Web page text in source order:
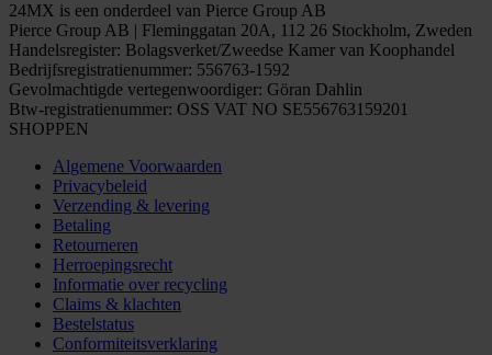
24MX is een onderdeel van Pierce Group AB
Pierce Group AB | Fleminggatan 20A, 112 26 Stockholm, Zweden
Handelsregister: Bolagsverket/Zweedse Kamer van Koophandel
Bedrijfsregistratienummer: 556763-1592
Gevolmachtigde vertegenwoordiger: Göran Dahlin
Btw-registratienummer: OSS VAT NO SE556763159201
SHOPPEN
Algemene Voorwaarden
Privacybeleid
Verzending & levering
Betaling
Retourneren
Herroepingsrecht
Informatie over recycling
Claims & klachten
Bestelstatus
Conformiteitsverklaring